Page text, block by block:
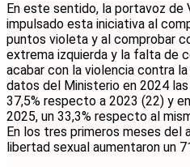
En este sentido, la portavoz de
impulsado esta iniciativa al
puntos violeta y al comprobar
extrema izquierda y la falta de
acabar con la violencia contra
datos del Ministerio en 2024
37,5% respecto a 2023 (22) y
2025, un 33,3% respecto al
En los tres primeros meses del
libertad sexual aumentaron un